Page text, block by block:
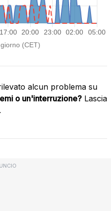
alcun problema su
o un'interruzione? Lascia